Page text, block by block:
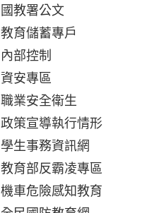
國教署公文
教育儲蓄專戶
內部控制
資安專區
職業安全衛生
政策宣導執行情形
學生事務資訊網
教育部反霸凌專區
機車危險感知教育